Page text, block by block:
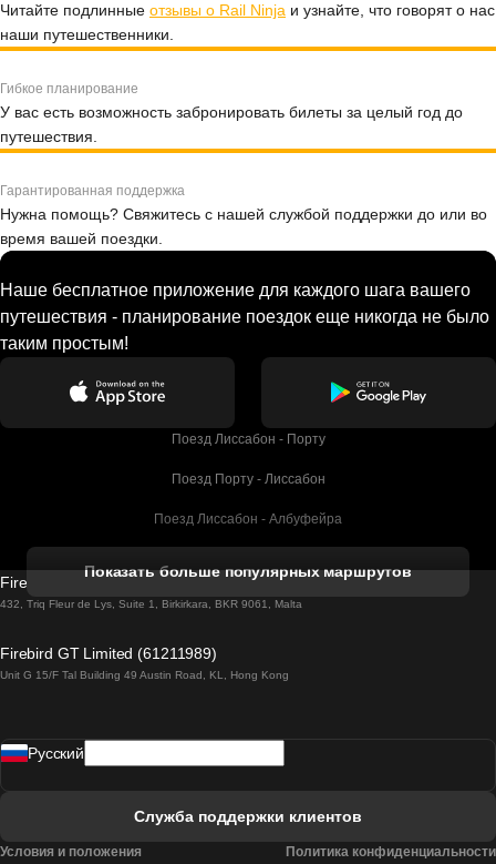
Читайте подлинные отзывы о Rail Ninja и узнайте, что говорят о нас
наши путешественники.
Гибкое планирование
У вас есть возможность забронировать билеты за целый год до
путешествия.
Гарантированная поддержка
Нужна помощь? Свяжитесь с нашей службой поддержки до или во
время вашей поездки.
Наше бесплатное приложение для каждого шага вашего
путешествия - планирование поездок еще никогда не было
таким простым!
Поезд Лиссабон - Порту
Поезд Порту - Лиссабон
Поезд Лиссабон - Албуфейра
Поезд Лиссабон - Лагос
Поезд Лиссабон - Мадрид
Показать больше популярных маршрутов
Firebird GT Limited (OC 1451)
432, Triq Fleur de Lys, Suite 1, Birkirkara, BKR 9061, Malta
Firebird GT Limited (61211989)
Unit G 15/F Tal Building 49 Austin Road, KL, Hong Kong
Pусский
Служба поддержки клиентов
Условия и положения Политика конфиденциальности